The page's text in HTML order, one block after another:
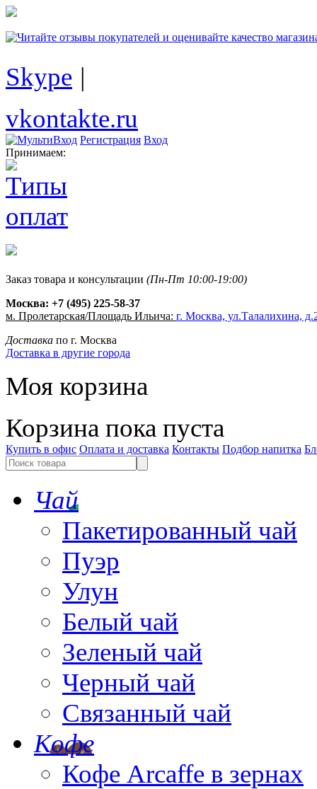
Skype |
vkontakte.ru
Регистрация Вход
Принимаем:
Заказ товара и консультации (Пн-Пт 10:00-19:00)
Москва: +7 (495) 225-58-37
м. Пролетарская/Площадь Ильича: г. Москва, ул.Талалихина,
Доставка по г. Москва
Доставка в другие города
Моя корзина
Корзина пока пуста
Купить в офис Оплата и доставка Контакты Подбор напитка
Чай
Пакетированный чай
Пуэр
Улун
Белый чай
Зеленый чай
Черный чай
Связанный чай
Кофе
Кофе Arcaffe в зернах